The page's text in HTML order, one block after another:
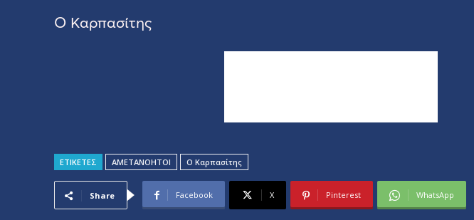
Ο Καρπασίτης
ΕΤΙΚΕΤΕΣ ΑΜΕΤΑΝΟΗΤΟΙ Ο Καρπασίτης
Share Facebook X Pinterest WhatsApp